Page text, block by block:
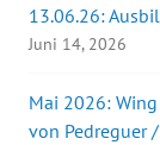
13.06.26:
Juni 14, 2026
Mai 2026:
von Pedreguer